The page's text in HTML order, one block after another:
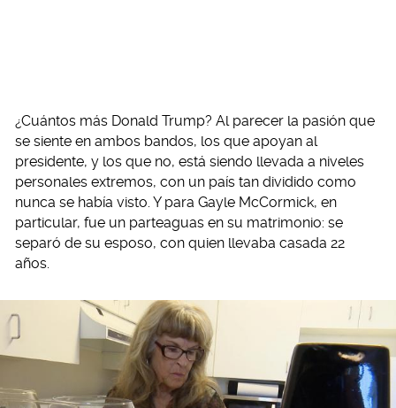
¿Cuántos más Donald Trump? Al parecer la pasión que
se siente en ambos bandos, los que apoyan al
presidente, y los que no, está siendo llevada a niveles
personales extremos, con un país tan dividido como
nunca se había visto. Y para Gayle McCormick, en
particular, fue un parteaguas en su matrimonio: se
separó de su esposo, con quien llevaba casada 22
años.